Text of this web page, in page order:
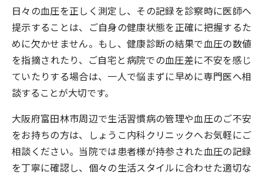
日々の血圧を正しく測定し、その記録を診察時に医師へ
提示することは、ご自身の健康状態を正確に把握するた
めに欠かせません。もし、健康診断の結果で血圧の数値
を指摘されたり、ご自宅と病院での血圧差に不安を感じ
ていたりする場合は、一人で悩まずに早めに専門医へ相
談することが大切です。
大阪府富田林市周辺で生活習慣病の管理や血圧のご不安
をお持ちの方は、しょうこ内科クリニックへお気軽にご
相談ください。当院では患者様が持参された血圧の記録
を丁寧に確認し、個々の生活スタイルに合わせた適切な